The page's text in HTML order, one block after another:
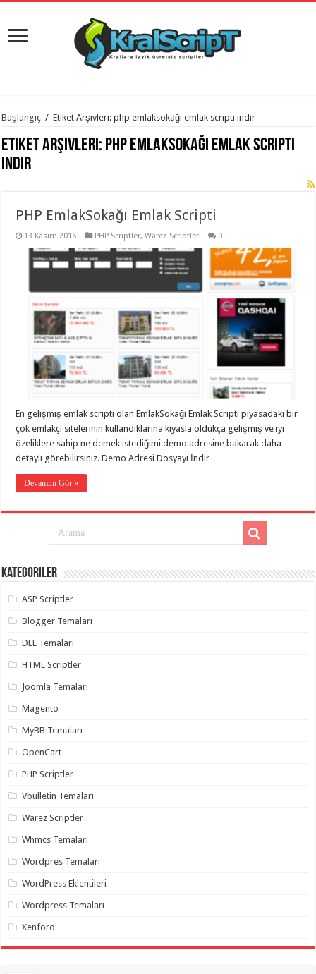
istanbul
evden
eve
taşımacılık
gaziantep
taşımacılık
evden
taşımacılık,
gaziantep
taşımacılık,
gaziantep
taşımacılık,
gaziantep
taşımacılık,
gaziantep
evden
taşımacılık
gaziantep
evden
evden
gaziantep
eve
taşımacılık,
gaziantep
organizasyon
organizasyon,
organizasyon,
organizasyon ,
organizasyon,
organizasyon,
palyaço,
takipçi
twitter
hilesi ,
takipçi
Başlangıç / Etiket Arşivleri: php emlaksokağı emlak scripti indir
Etiket Arşivleri: php emlaksokağı emlak scripti
indir
PHP EmlakSokağı Emlak Scripti
13 Kasım 2016 PHP Scriptler,Warez Scriptler 0
En gelişmiş emlak scripti olan EmlakSokağı Emlak Scripti piyasadaki bir
çok emlakçı sitelerinin kullandıklarına kıyasla oldukça gelişmiş ve iyi
özeliklere sahip ne demek istediğimi demo adresine bakarak daha
detaylı görebilirsiniz. Demo Adresi Dosyayı İndir
Devamını Gör »
Kategoriler
ASP Scriptler
Blogger Temaları
DLE Temaları
HTML Scriptler
Joomla Temaları
Magento
MyBB Temaları
OpenCart
PHP Scriptler
Vbulletin Temaları
Warez Scriptler
Whmcs Temaları
Wordpres Temaları
WordPress Eklentileri
Wordpress Temaları
Xenforo